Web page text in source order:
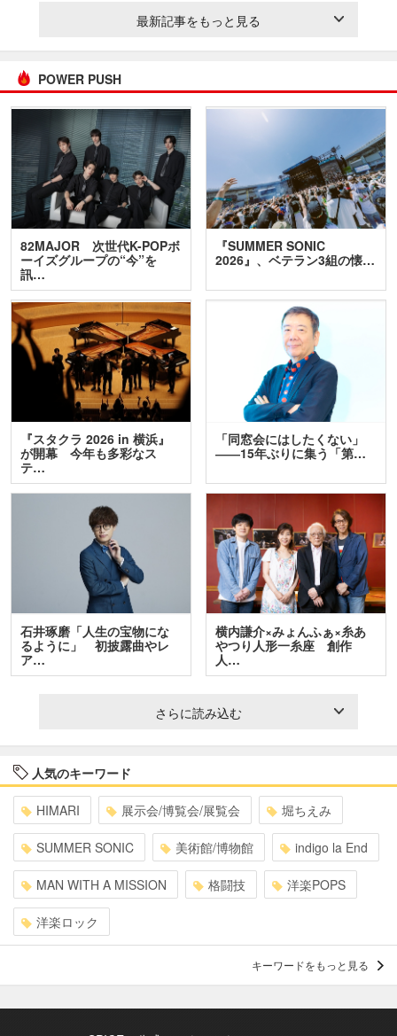
最新記事をもっと見る
POWER PUSH
82MAJOR 次世代K-POPボ
ーイズグループの“今”を
訊…
『SUMMER SONIC
2026』、ベテラン3組の懐…
『スタクラ 2026 in 横浜』
が開幕 今年も多彩なス
テ…
「同窓会にはしたくない」
――15年ぶりに集う「第…
石井琢磨「人生の宝物にな
るように」 初披露曲やレ
ア…
横内謙介×みょんふぁ×糸あ
やつり人形一糸座 創作
人…
さらに読み込む
人気のキーワード
HIMARI 展示会/博覧会/展覧会 堀ちえみ
SUMMER SONIC 美術館/博物館 indigo la End
MAN WITH A MISSION 格闘技 洋楽POPS
洋楽ロック
キーワードをもっと見る